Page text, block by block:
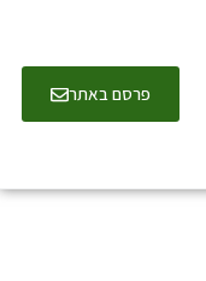
פרסם באתר